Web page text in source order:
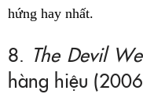
hứng hay nhất.
8. The Devil
hàng hiệu